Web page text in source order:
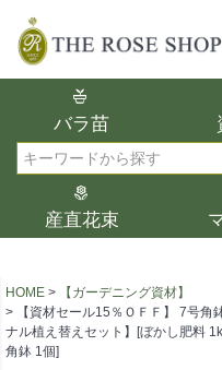
バラ苗
産直花束
在庫
在庫ありのみ表示
検索
複数の
選択した
結果に表
タイプ
択してく
HOME
【ガーデニング資材】
【資材セール15％ＯＦＦ】 7号
ナル植え替えセット】[ぼかし肥料
角鉢 1個]